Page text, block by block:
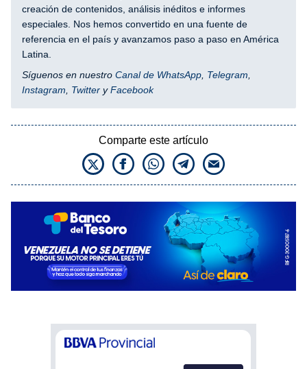
creación de contenidos, análisis inéditos e informes
especiales. Nos hemos convertido en una fuente de
referencia en el país y avanzamos paso a paso en América
Latina.
Síguenos en nuestro Canal de WhatsApp Telegram
Instagram
Twitter yFacebook
Comparte este artículo